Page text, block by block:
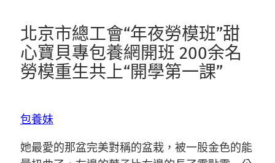
北京市總工會“年夜勞模班”甜
心寶貝專包養網開班 200余名
勞模重生共上“開學第一課”
包養妹
她最愛的那盆完美對稱的盆栽，被一股金色的能